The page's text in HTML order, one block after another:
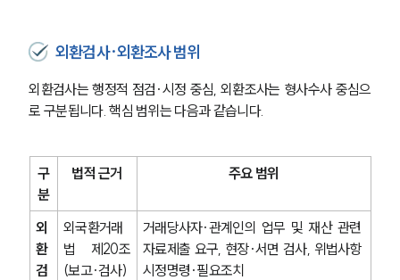
외환검사·외환조사 범위
외환검사는 행정적 점검·시정 중심, 외환조사는 형사수사 중심으
로 구분됩니다. 핵심 범위는 다음과 같습니다.
구
분
법적 근거 주요 범위
외
환
검
외국환거래
법 제20조
(보고·검사)
거래당사자·관계인의 업무 및 재산 관련
자료제출 요구, 현장·서면 검사, 위법사항
시정명령·필요조치